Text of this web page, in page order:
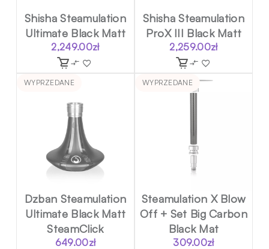
Shisha Steamulation
Ultimate Black Matt
2,249.00zł
Shisha Steamulation
ProX III Black Matt
2,259.00zł
WYPRZEDANE
Dzban Steamulation
Ultimate Black Matt
SteamClick
649.00zł
WYPRZEDANE
Steamulation X Blow
Off + Set Big Carbon
Black Mat
309.00zł